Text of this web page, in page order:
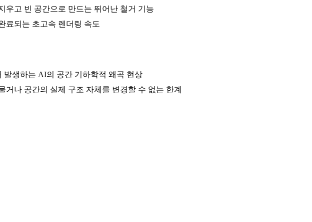
우고 빈 공간으로 만드는 뛰어난 철거 기능
료되는 초고속 렌더링 속도
발생하는 AI의 공간 기하학적 왜곡 현상
거나 공간의 실제 구조 자체를 변경할 수 없는 한계